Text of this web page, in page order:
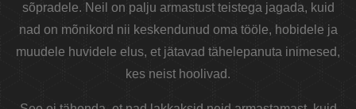
sõpradele. Neil on palju armastust teistega jagada, kuid
nad on mõnikord nii keskendunud oma tööle, hobidele ja
muudele huvidele elus, et jätavad tähelepanuta inimesed,
kes neist hoolivad.